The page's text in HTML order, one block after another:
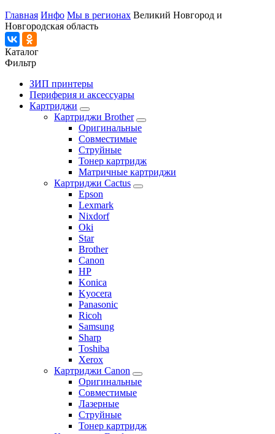
Главная Инфо Мы в регионах Великий Новгород и
Новгородская область
Каталог
Фильтр
ЗИП принтеры
Периферия и аксессуары
Картриджи
Картриджи Brother
Оригинальные
Совместимые
Струйные
Тонер картридж
Матричные картриджи
Картриджи Cactus
Epson
Lexmark
Nixdorf
Oki
Star
Brother
Canon
HP
Konica
Kyocera
Panasonic
Ricoh
Samsung
Sharp
Toshiba
Xerox
Картриджи Canon
Оригинальные
Совместимые
Лазерные
Струйные
Тонер картридж